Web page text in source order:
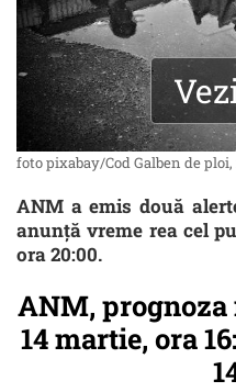
foto pixabay/Cod Galben de
ANM a emis două
anunță vreme rea cel
ora 20:00.
ANM, prognoza
14 martie, ora